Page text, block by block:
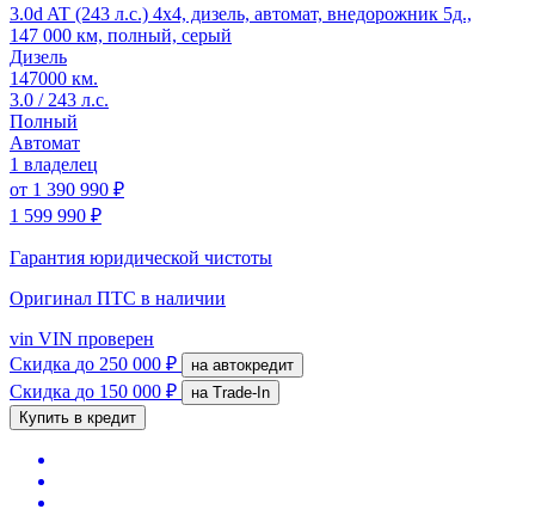
3.0d AT (243 л.с.) 4x4, дизель, автомат, внедорожник 5д.,
147 000 км, полный, серый
Дизель
147000 км.
3.0 / 243 л.с.
Полный
Автомат
1 владелец
от 1 390 990 ₽
1 599 990 ₽
Гарантия юридической чистоты
Оригинал ПТС в наличии
vin VIN проверен
Скидка до 250 000 ₽ на автокредит
Скидка до 150 000 ₽
на Trade-In
Купить в кредит